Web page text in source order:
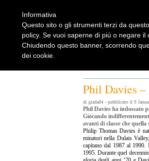
Phil Davies
di giada84 - pubblicato il 9
Phil Davies ha indossato
Giocando
avanti di classe che
Philip Thomas Davies è
minatori nella Dulais
capitano dal 1987 al
1995. Durante quel
Informativa
Questo sito o gli strumenti terzi da
policy. Se vuoi saperne di più o negare
Chiudendo questo banner, scorrendo
dei cookie.